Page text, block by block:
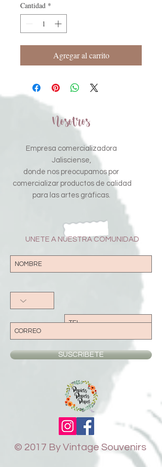
Cantidad *
Agregar al carrito
Nosotros
Empresa comercializadora
Jalisciense,
donde nos preocupamos por
comercializar productos de calidad
para las artes gráficas.
UNETE A NUESTRA COMUNIDAD
SUSCRIBETE
© 2017 By Vintage Souvenirs